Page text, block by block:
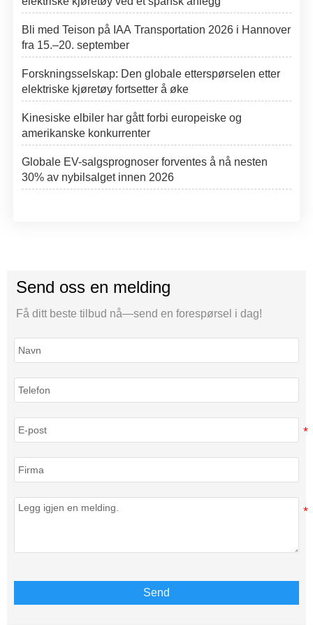
Bli med Teison på IAA Transportation 2026 i Hannover
fra 15.–20. september
Forskningsselskap: Den globale etterspørselen etter
elektriske kjøretøy fortsetter å øke
Kinesiske elbiler har gått forbi europeiske og
amerikanske konkurrenter
Globale EV-salgsprognoser forventes å nå nesten
30% av nybilsalget innen 2026
Send oss en melding
Få ditt beste tilbud nå—send en forespørsel i dag!
Send